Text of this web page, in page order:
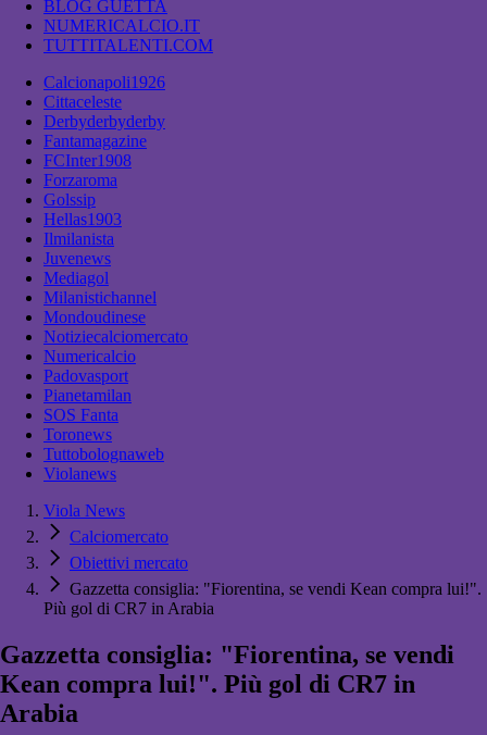
BLOG GUETTA
NUMERICALCIO.IT
TUTTITALENTI.COM
Calcionapoli1926
Cittaceleste
Derbyderbyderby
Fantamagazine
FCInter1908
Forzaroma
Golssip
Hellas1903
Ilmilanista
Juvenews
Mediagol
Milanistichannel
Mondoudinese
Notiziecalciomercato
Numericalcio
Padovasport
Pianetamilan
SOS Fanta
Toronews
Tuttobolognaweb
Violanews
Viola News
Calciomercato
Obiettivi mercato
Gazzetta consiglia: "Fiorentina, se vendi Kean compra lui!".
Più gol di CR7 in Arabia
Gazzetta consiglia: "Fiorentina, se vendi
Kean compra lui!". Più gol di CR7 in
Arabia